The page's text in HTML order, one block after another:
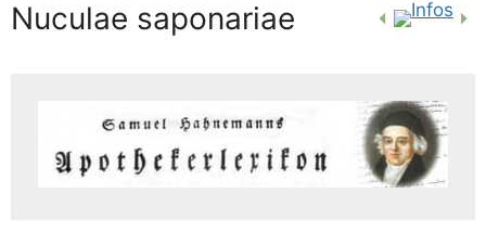
Nuculae saponariae